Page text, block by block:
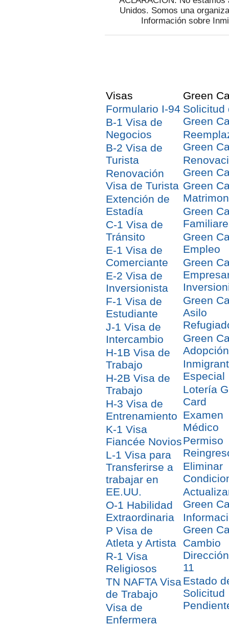
Unidos. Somos una
Información sobre
Visas
Formulario I-94
B-1 Visa de
Negocios
B-2 Visa de
Turista
Renovación
Visa de Turista
Extención de
Estadía
C-1 Visa de
Tránsito
E-1 Visa de
Comerciante
E-2 Visa de
Inversionista
F-1 Visa de
Estudiante
J-1 Visa de
Intercambio
H-1B Visa de
Trabajo
H-2B Visa de
Trabajo
H-3 Visa de
Entrenamiento
K-1 Visa
Fiancée Novios
L-1 Visa para
Transferirse a
trabajar en
EE.UU.
O-1 Habilidad
Extraordinaria
P Visa de
Atleta y Artista
R-1 Visa
Religiosos
TN NAFTA Visa
de Trabajo
Visa de
Enfermera
Green
Solicitud
Green
Green
Green
Green
Green
Green
Empleo
Green
Green
Asilo
Green
Adopción
Especial
Lotería
Card
Examen
Médico
Permiso
Eliminar
Green
Green
Cambio
11
Estado
Solicitud